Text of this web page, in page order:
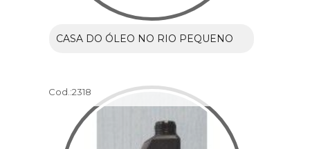
CASA DO ÓLEO NO RIO PEQUENO
Cod.:2318